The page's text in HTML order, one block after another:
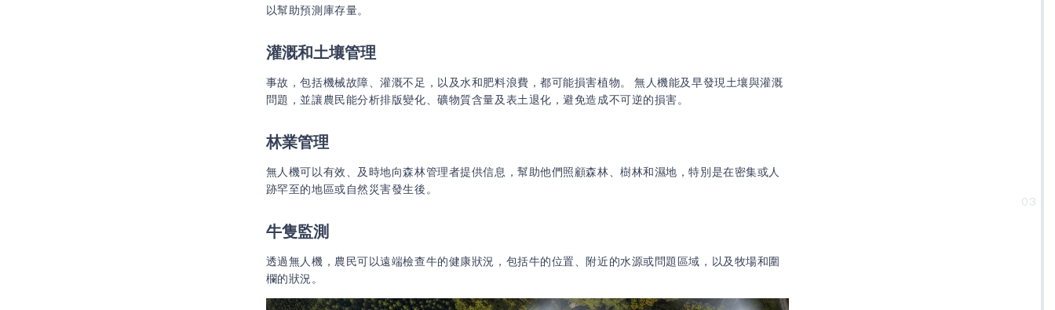
03
以幫助預測庫存量。
灌溉和土壤管理
事故，包括機械故障、灌溉不足，以及水和肥料浪費，都可能損害植物。 無人機能及早發現土壤與灌溉
問題，並讓農民能分析排版變化、礦物質含量及表土退化，避免造成不可逆的損害。
林業管理
無人機可以有效、及時地向森林管理者提供信息，幫助他們照顧森林、樹林和濕地，特別是在密集或人
跡罕至的地區或自然災害發生後。
牛隻監測
透過無人機，農民可以遠端檢查牛的健康狀況，包括牛的位置、附近的水源或問題區域，以及牧場和圍
欄的狀況。